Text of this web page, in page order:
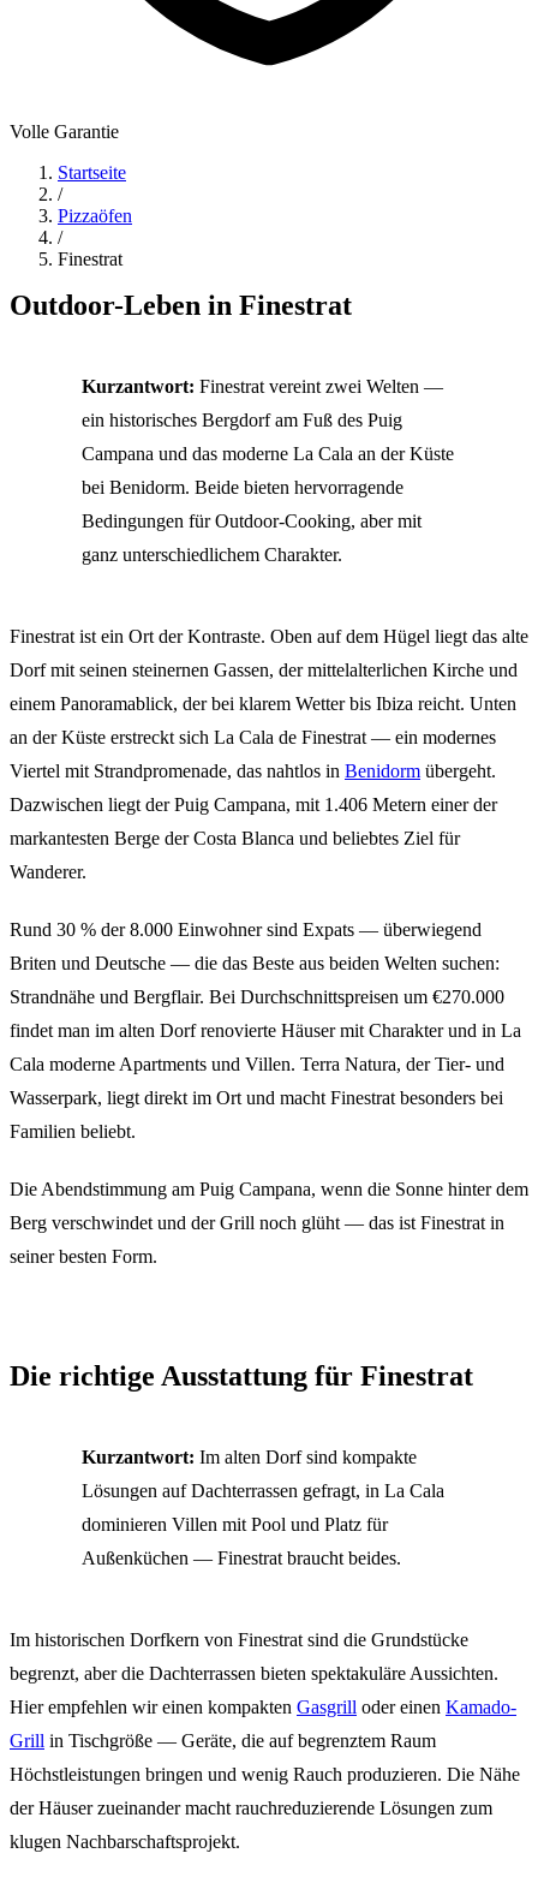
Volle Garantie
Startseite
/
Pizzaöfen
/
Finestrat
Outdoor-Leben in Finestrat
Kurzantwort: Finestrat vereint zwei Welten —
ein historisches Bergdorf am Fuß des Puig
Campana und das moderne La Cala an der Küste
bei Benidorm. Beide bieten hervorragende
Bedingungen für Outdoor-Cooking, aber mit
ganz unterschiedlichem Charakter.
Finestrat ist ein Ort der Kontraste. Oben auf dem Hügel liegt das alte
Dorf mit seinen steinernen Gassen, der mittelalterlichen Kirche und
einem Panoramablick, der bei klarem Wetter bis Ibiza reicht. Unten
an der Küste erstreckt sich La Cala de Finestrat — ein modernes
Viertel mit Strandpromenade, das nahtlos in Benidorm übergeht.
Dazwischen liegt der Puig Campana, mit 1.406 Metern einer der
markantesten Berge der Costa Blanca und beliebtes Ziel für
Wanderer.
Rund 30 % der 8.000 Einwohner sind Expats — überwiegend
Briten und Deutsche — die das Beste aus beiden Welten suchen:
Strandnähe und Bergflair. Bei Durchschnittspreisen um €270.000
findet man im alten Dorf renovierte Häuser mit Charakter und in La
Cala moderne Apartments und Villen. Terra Natura, der Tier- und
Wasserpark, liegt direkt im Ort und macht Finestrat besonders bei
Familien beliebt.
Die Abendstimmung am Puig Campana, wenn die Sonne hinter dem
Berg verschwindet und der Grill noch glüht — das ist Finestrat in
seiner besten Form.
Die richtige Ausstattung für Finestrat
Kurzantwort: Im alten Dorf sind kompakte
Lösungen auf Dachterrassen gefragt, in La Cala
dominieren Villen mit Pool und Platz für
Außenküchen — Finestrat braucht beides.
Im historischen Dorfkern von Finestrat sind die Grundstücke
begrenzt, aber die Dachterrassen bieten spektakuläre Aussichten.
Hier empfehlen wir einen kompakten Gasgrill oder einen Kamado-
Grill in Tischgröße — Geräte, die auf begrenztem Raum
Höchstleistungen bringen und wenig Rauch produzieren. Die Nähe
der Häuser zueinander macht rauchreduzierende Lösungen zum
klugen Nachbarschaftsprojekt.